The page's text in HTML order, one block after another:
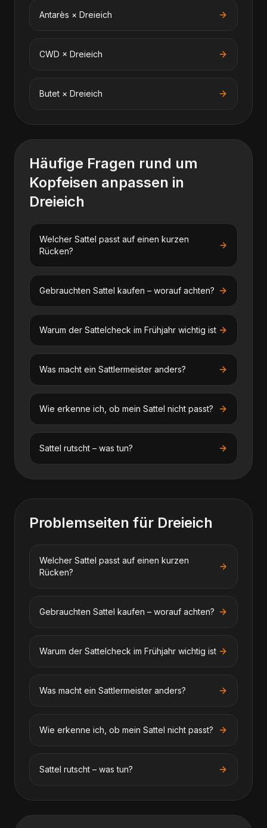
Antarès × Dreieich
CWD × Dreieich
Butet × Dreieich
Häufige Fragen rund um
Kopfeisen anpassen in
Dreieich
Welcher Sattel passt auf einen kurzen
Rücken?
Gebrauchten Sattel kaufen – worauf achten?
Warum der Sattelcheck im Frühjahr wichtig ist
Was macht ein Sattlermeister anders?
Wie erkenne ich, ob mein Sattel nicht passt?
Sattel rutscht – was tun?
Problemseiten für Dreieich
Welcher Sattel passt auf einen kurzen
Rücken?
Gebrauchten Sattel kaufen – worauf achten?
Warum der Sattelcheck im Frühjahr wichtig ist
Was macht ein Sattlermeister anders?
Wie erkenne ich, ob mein Sattel nicht passt?
Sattel rutscht – was tun?